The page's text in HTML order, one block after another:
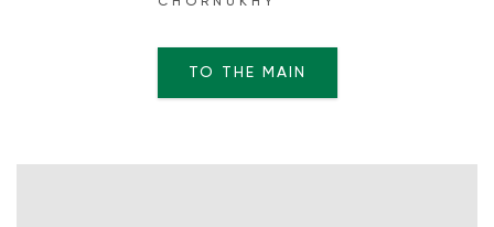
TO THE MAIN